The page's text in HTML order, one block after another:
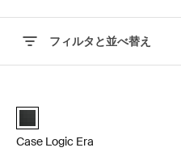
フィルタと並べ替え
Case Logic Era 16" Laptop
Case Logic Era